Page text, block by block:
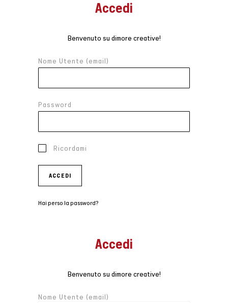
Accedi
Benvenuto su dimore creative!
Nome Utente (email)
Password
Ricordami
ACCEDI
Hai perso la password?
Accedi
Benvenuto su dimore creative!
Nome Utente (email)